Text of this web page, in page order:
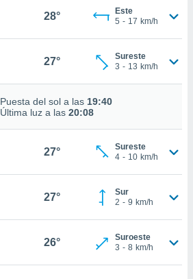
28°
Este
5 - 17 km/h
27°
Sureste
3 - 13 km/h
Puesta del sol a las 19:40
Última luz a las 20:08
27°
Sureste
4 - 10 km/h
27°
Sur
2 - 9 km/h
26°
Suroeste
3 - 8 km/h